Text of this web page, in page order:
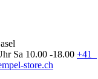
Sa 10.00 -18.00 +41
store.ch